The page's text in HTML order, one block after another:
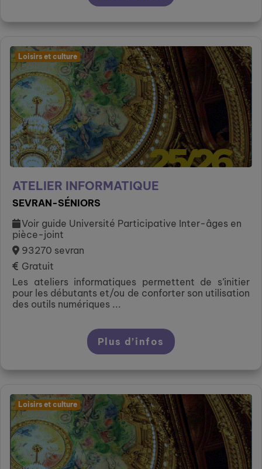
Loisirs et culture
ATELIER INFORMATIQUE
SEVRAN-SÉNIORS
Voir guide Université Participative Inter-âges en
pièce-joint
93270 sevran
Gratuit
Les ateliers informatiques permettent de s’initier
pour les débutants et/ou de conforter son utilisation
des outils numériques ...
Plus d’infos
Loisirs et culture